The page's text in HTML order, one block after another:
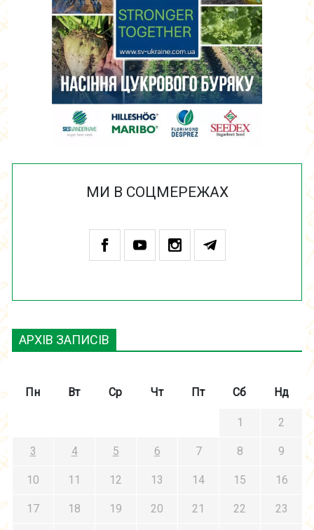
МИ В СОЦМЕРЕЖАХ
АРХІВ ЗАПИСІВ
Пн Вт Ср Чт Пт Сб Нд
1 2
3 4 5 6 7 8 9
10 11 12 13 14 15 16
17 18 19 20 21 22 23